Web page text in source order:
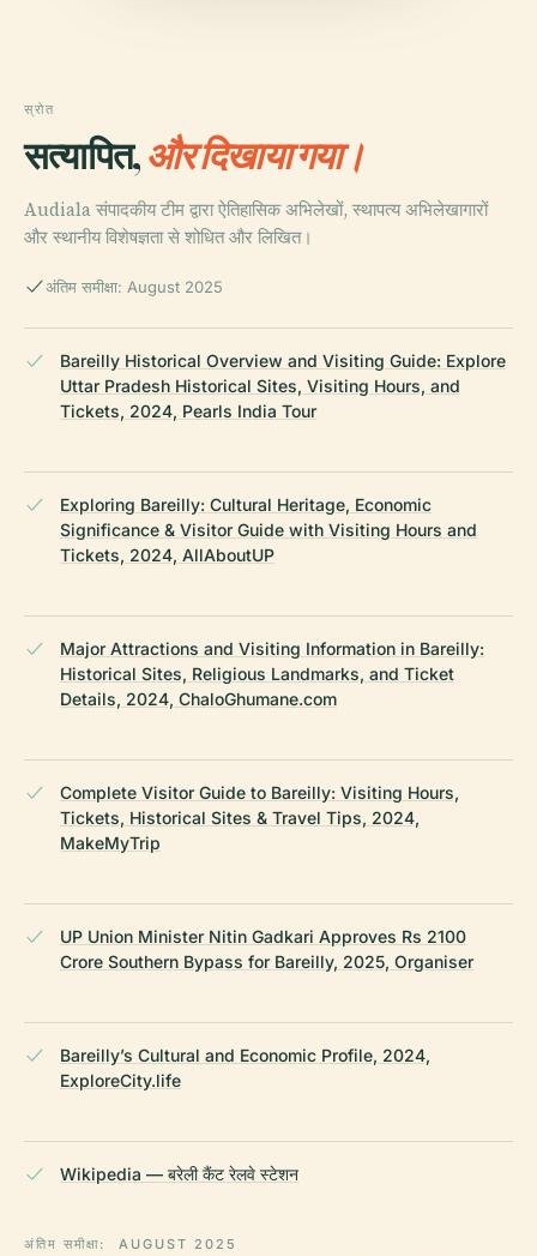
स्रोत
सत्यापित,और दिखाया गया।
Audiala संपादकीय टीम द्वारा ऐतिहासिक अभिलेखों, स्थापत्य अभिलेखागारों
और स्थानीय विशेषज्ञता से शोधित और लिखित।
अंतिम समीक्षा: August 2025
Bareilly Historical Overview and Visiting Guide: Explore
Uttar Pradesh Historical Sites, Visiting Hours, and
Tickets, 2024, Pearls India Tour
Exploring Bareilly: Cultural Heritage, Economic
Significance & Visitor Guide with Visiting Hours and
Tickets, 2024, AllAboutUP
Major Attractions and Visiting Information in Bareilly:
Historical Sites, Religious Landmarks, and Ticket
Details, 2024, ChaloGhumane.com
Complete Visitor Guide to Bareilly: Visiting Hours,
Tickets, Historical Sites & Travel Tips, 2024,
MakeMyTrip
UP Union Minister Nitin Gadkari Approves Rs 2100
Crore Southern Bypass for Bareilly, 2025, Organiser
Bareilly’s Cultural and Economic Profile, 2024,
ExploreCity.life
Wikipedia — बरेली कैंट रेलवे स्टेशन
अंतिम समीक्षा: AUGUST 2025